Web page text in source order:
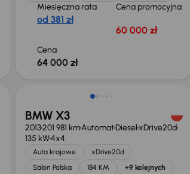
Miesięczna rata
od 381 zł
Cena promocyjna
60 000 zł
Cena
64 000 zł
Taniej o 1 000 zł
BMW X3
2013201 981 kmAutomatDieselxDrive20d
135 kW4x4
Auta krajowe
xDrive20d
Salon Polska
184 KM +9 kolejnych